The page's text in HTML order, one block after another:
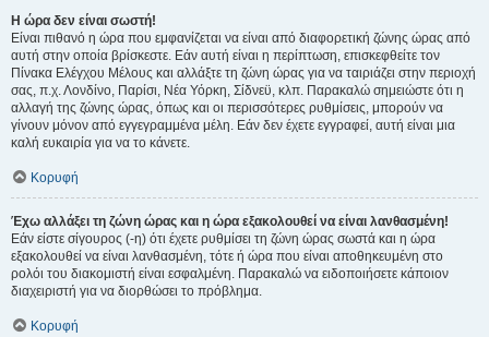
Η ώρα δεν είναι σωστή!
Είναι πιθανό η ώρα που εμφανίζεται να είναι από διαφορετική ζώνης ώρας από
αυτή στην οποία βρίσκεστε. Εάν αυτή είναι η περίπτωση, επισκεφθείτε τον
Πίνακα Ελέγχου Μέλους και αλλάξτε τη ζώνη ώρας για να ταιριάζει στην περιοχή
σας, π.χ. Λονδίνο, Παρίσι, Νέα Υόρκη, Σίδνεϋ, κλπ. Παρακαλώ σημειώστε ότι η
αλλαγή της ζώνης ώρας, όπως και οι περισσότερες ρυθμίσεις, μπορούν να
γίνουν μόνον από εγγεγραμμένα μέλη. Εάν δεν έχετε εγγραφεί, αυτή είναι μια
καλή ευκαιρία για να το κάνετε.
Κορυφή
Έχω αλλάξει τη ζώνη ώρας και η ώρα εξακολουθεί να είναι λανθασμένη!
Εάν είστε σίγουρος (-η) ότι έχετε ρυθμίσει τη ζώνη ώρας σωστά και η ώρα
εξακολουθεί να είναι λανθασμένη, τότε ή ώρα που είναι αποθηκευμένη στο
ρολόι του διακομιστή είναι εσφαλμένη. Παρακαλώ να ειδοποιήσετε κάποιον
διαχειριστή για να διορθώσει το πρόβλημα.
Κορυφή